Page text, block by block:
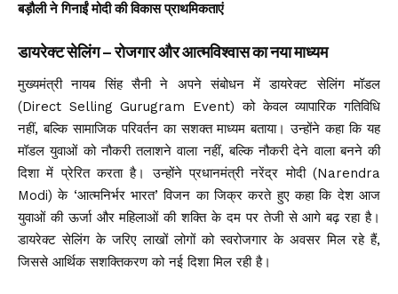
बड़ौली ने गिनाईं मोदी की विकास प्राथमिकताएं
डायरेक्ट सेलिंग – रोजगार और आत्मविश्वास का नया माध्यम
मुख्यमंत्री नायब सिंह सैनी ने अपने संबोधन में डायरेक्ट सेलिंग मॉडल
(Direct Selling Gurugram Event) को केवल व्यापारिक गतिविधि
नहीं, बल्कि सामाजिक परिवर्तन का सशक्त माध्यम बताया। उन्होंने कहा कि यह
मॉडल युवाओं को नौकरी तलाशने वाला नहीं, बल्कि नौकरी देने वाला बनने की
दिशा में प्रेरित करता है। उन्होंने प्रधानमंत्री नरेंद्र मोदी (Narendra
Modi) के ‘आत्मनिर्भर भारत’ विजन का जिक्र करते हुए कहा कि देश आज
युवाओं की ऊर्जा और महिलाओं की शक्ति के दम पर तेजी से आगे बढ़ रहा है।
डायरेक्ट सेलिंग के जरिए लाखों लोगों को स्वरोजगार के अवसर मिल रहे हैं,
जिससे आर्थिक सशक्तिकरण को नई दिशा मिल रही है।